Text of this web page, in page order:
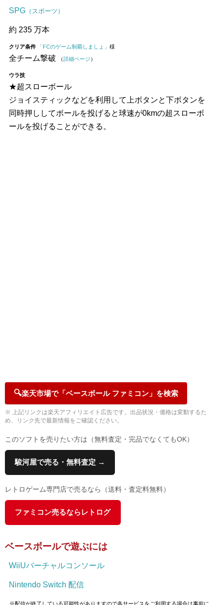
SPG （スポーツ）
約 235 万本
クリア条件 「FCのゲーム制覇しましょ」 様
全チーム撃破 （詳細ページ）
ウラ技
★超スローボール
ジョイスティックなどを利用して上ボタンと下ボタンを
同時押ししてボールを投げると球速が0kmの超スローボ
ールを投げることができる。
🔍楽天市場で「ベースボール ファミコン」を検索
※ 上記リンクは楽天アフィリエイト広告です。出品状況・価格は変動するた
め、リンク先で最新情報をご確認ください。
このソフトを売りたい方は（無料査定・完品でなくてもOK）
駿河屋で売る・無料査定 →
レトロゲーム専門店で売るなら（送料・査定料無料）
ファミコン売るならレトログ
ベースボールで遊ぶには
WiiUバーチャルコンソール
Nintendo Switch 配信
※配信が終了している可能性がありますので各サービスをご利用する場合は事前に